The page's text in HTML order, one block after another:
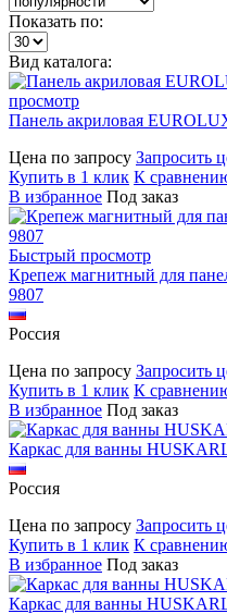
Показать по:
Вид каталога:
просмотр
Панель акриловая
Цена по запросу Запросить
Купить в 1 клик К
В избранное Под заказ
Быстрый просмотр
Крепеж магнитный для
9807
Россия
Цена по запросу Запросить
Купить в 1 клик К
В избранное Под заказ
Каркас для ванны
Россия
Цена по запросу Запросить
Купить в 1 клик К
В избранное Под заказ
Каркас для ванны